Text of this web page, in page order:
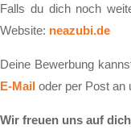
Falls du dich noch
Web­site: ne­azu­bi.de
Dei­ne Be­wer­bung
E-Mail oder per Post an
Wir freu­en uns auf